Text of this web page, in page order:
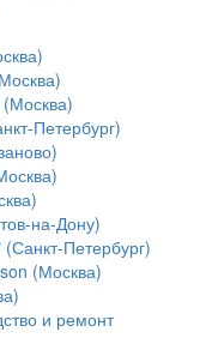
(Москва)
Петербург)
на-Дону)
Петербург)
(Москва)
и ремонт